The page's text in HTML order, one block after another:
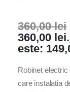
360,00lei
360,00 lei.
este:
Robinet
care instalatia